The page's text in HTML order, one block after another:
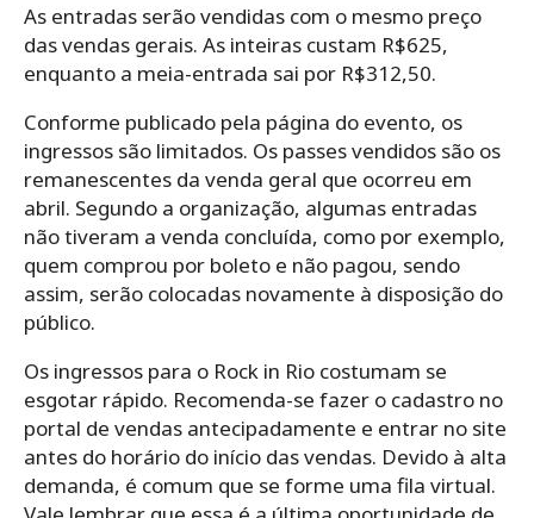
As entradas serão vendidas com o mesmo preço
das vendas gerais. As inteiras custam R$625,
enquanto a meia-entrada sai por R$312,50.
Conforme publicado pela página do evento, os
ingressos são limitados. Os passes vendidos são os
remanescentes da venda geral que ocorreu em
abril. Segundo a organização, algumas entradas
não tiveram a venda concluída, como por exemplo,
quem comprou por boleto e não pagou, sendo
assim, serão colocadas novamente à disposição do
público.
Os ingressos para o Rock in Rio costumam se
esgotar rápido. Recomenda-se fazer o cadastro no
portal de vendas antecipadamente e entrar no site
antes do horário do início das vendas. Devido à alta
demanda, é comum que se forme uma fila virtual.